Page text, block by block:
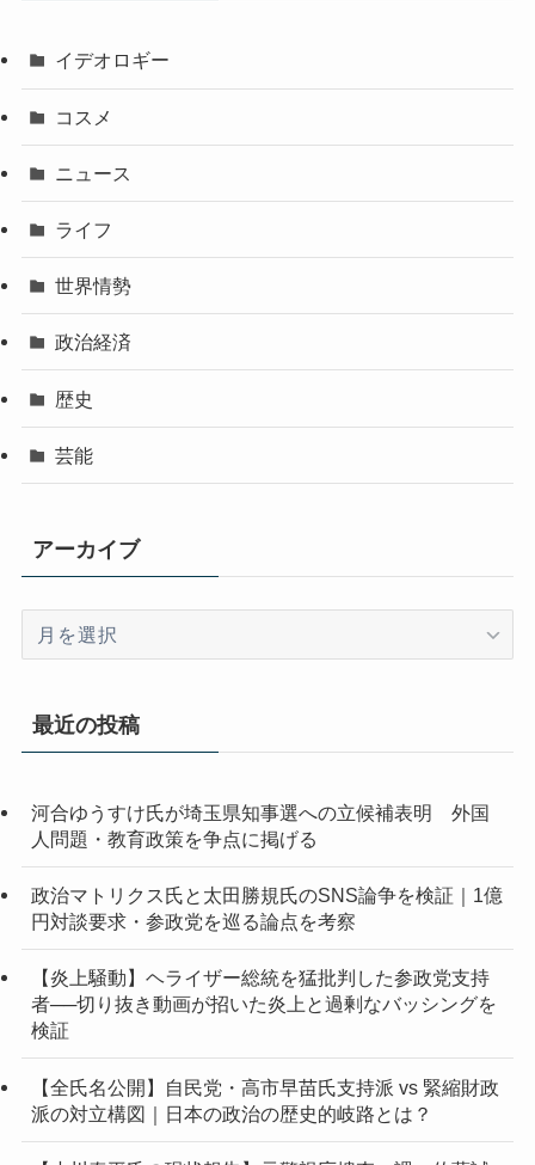
イデオロギー
コスメ
ニュース
ライフ
世界情勢
政治経済
歴史
芸能
アーカイブ
イ
最近の投稿
河合ゆうすけ氏が埼玉県知事選への立候補表明 外国
人問題・教育政策を争点に掲げる
政治マトリクス氏と太田勝規氏のSNS論争を検証｜1億
円対談要求・参政党を巡る論点を考察
【炎上騒動】ヘライザー総統を猛批判した参政党支持
者──切り抜き動画が招いた炎上と過剰なバッシングを
検証
【全氏名公開】自民党・高市早苗氏支持派 vs 緊縮財政
派の対立構図｜日本の政治の歴史的岐路とは？